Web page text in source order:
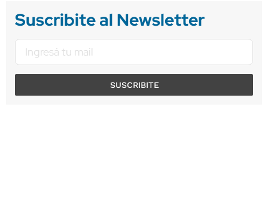
Suscribite al Newsletter
SUSCRIBITE